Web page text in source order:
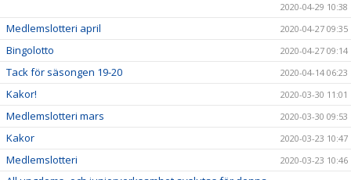
2020-04-29 10:38
Medlemslotteri april 2020-04-27 09:35
Bingolotto 2020-04-27 09:14
Tack för säsongen 19-20 2020-04-14 06:23
Kakor! 2020-03-30 11:01
Medlemslotteri mars 2020-03-30 09:53
Kakor 2020-03-23 10:47
Medlemslotteri 2020-03-23 10:46